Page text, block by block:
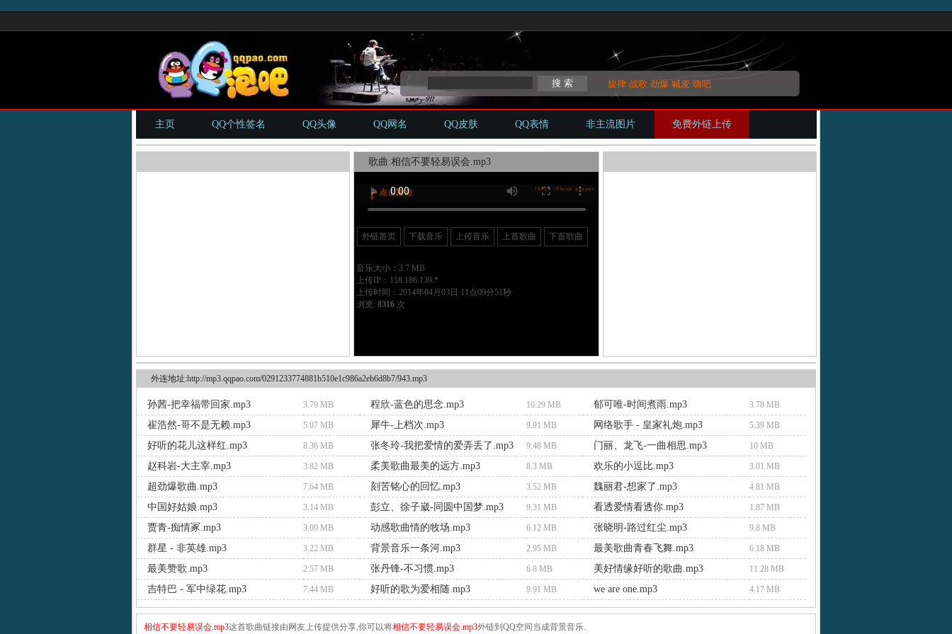
旋律 战歌 劲爆 喊麦 嗨吧
主页 QQ个性签名 QQ头像 QQ网名 QQ皮肤 QQ表情 非主流图片 免费外链上传
歌曲:相信不要轻易误会.mp3
外链首页 下载音乐 上传音乐 上首歌曲 下首歌曲
音乐大小：3.7 MB
上传IP：118.186.139.*
上传时间：2014年04月03日 11点09分51秒
浏览: 8316次
外连地址:http://mp3.qqpao.com/0291233774881b510e1c986a2eb6d8b7/943.mp3
孙茜-把幸福带回家.mp3 3.79 MB 程欣-蓝色的思念.mp3 10.29 MB 郁可唯-时间煮雨.mp3 3.78 MB
崔浩然-哥不是无赖.mp3 5.07 MB 犀牛-上档次.mp3 9.91 MB 网络歌手 - 皇家礼炮.mp3 5.39 MB
好听的花儿这样红.mp3 8.36 MB 张冬玲-我把爱情的爱弄丢了.mp3 9.48 MB 门丽、龙飞-一曲相思.mp3 10 MB
赵科岩-大主宰.mp3 3.82 MB 柔美歌曲最美的远方.mp3 8.3 MB 欢乐的小逗比.mp3 3.01 MB
超劲爆歌曲.mp3 7.64 MB 刻苦铭心的回忆.mp3 3.52 MB 魏丽君-想家了.mp3 4.81 MB
中国好姑娘.mp3 3.14 MB 彭立、徐子崴-同圆中国梦.mp3 9.31 MB 看透爱情看透你.mp3 1.87 MB
贾青-痴情冢.mp3 3.09 MB 动感歌曲情的牧场.mp3 6.12 MB 张晓明-路过红尘.mp3 9.8 MB
群星 - 非英雄.mp3 3.22 MB 背景音乐一条河.mp3 2.95 MB 最美歌曲青春飞舞.mp3 6.18 MB
最美赞歌.mp3 2.57 MB 张丹锋-不习惯.mp3 6.8 MB 美好情缘好听的歌曲.mp3 11.28 MB
吉特巴 - 军中绿花.mp3 7.44 MB 好听的歌为爱相随.mp3 9.91 MB we are one.mp3 4.17 MB
相信不要轻易误会.mp3这首歌曲链接由网友上传提供分享,你可以将相信不要轻易误会.mp3外链到QQ空间当成背景音乐.